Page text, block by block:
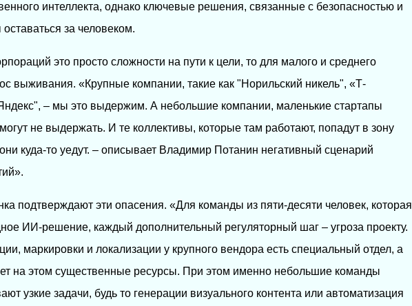
интеллекта, однако ключевые решения, связанные с безопасностью и
за человеком.
это просто сложности на пути к цели, то для малого и среднего
выживания. «Крупные компании, такие как "Норильский никель", «Т-
– мы это выдержим. А небольшие компании, маленькие стартапы
могут не выдержать. И те коллективы, которые там работают, попадут в зону
они куда-то уедут. – описывает Владимир Потанин негативный сценарий
подтверждают эти опасения. «Для команды из пяти-десяти человек, которая
ИИ-решение, каждый дополнительный регуляторный шаг – угроза проекту.
маркировки и локализации у крупного вендора есть специальный отдел, а
на этом существенные ресурсы. При этом именно небольшие команды
узкие задачи, будь то генерации визуального контента или автоматизация